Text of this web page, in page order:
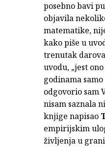
posebno bavi
objavila
matematike,
kako piše u
trenutak
uvodu, „jest
godinama
odgovorio sam
nisam saznala
knjige napisao
empirijskim
življenja u